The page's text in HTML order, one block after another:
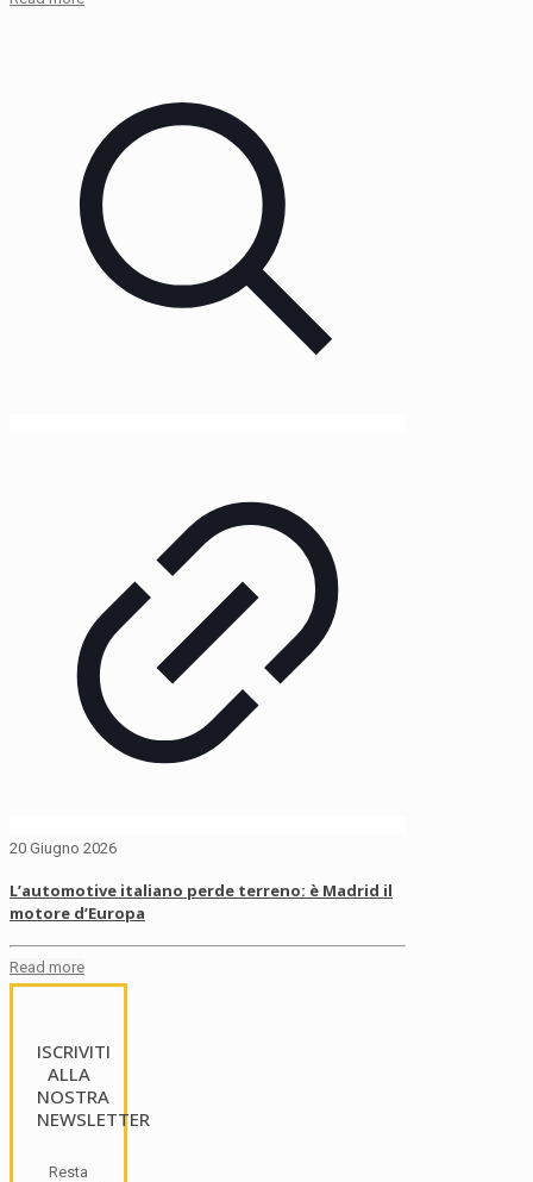
20 Giugno 2026
L’automotive italiano perde terreno: è Madrid il
motore d’Europa
Read more
ISCRIVITI
ALLA
NOSTRA
NEWSLETTER
Resta